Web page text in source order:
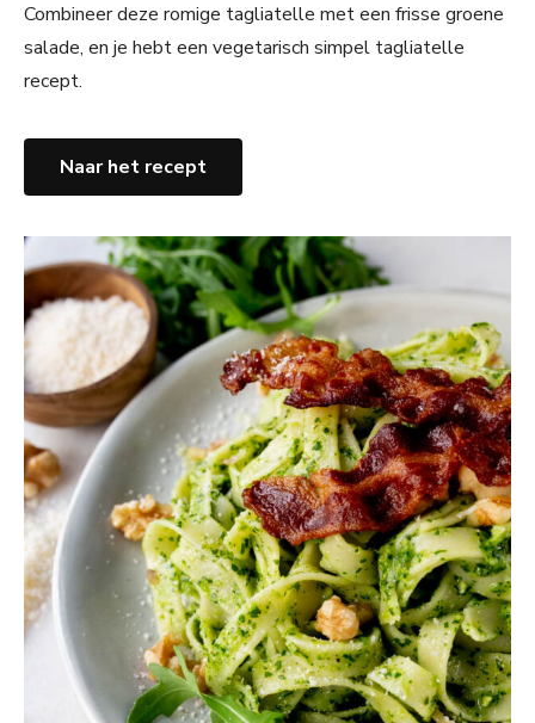
Combineer deze romige tagliatelle met een frisse groene
salade, en je hebt een vegetarisch simpel tagliatelle
recept.
Naar het recept